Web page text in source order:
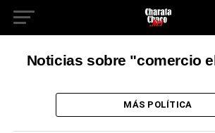
Noticias sobre "comercio
MÁS POLÍTICA